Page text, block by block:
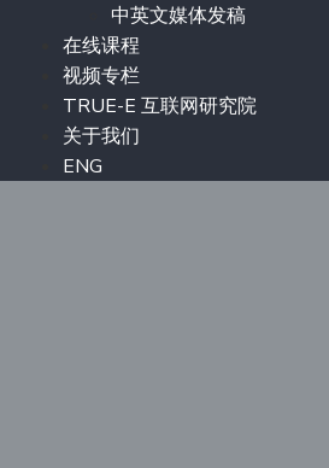
中英文媒体发稿
在线课程
视频专栏
TRUE-E 互联网研究院
关于我们
ENG